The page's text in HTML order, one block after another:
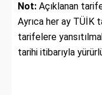
Not: Açıklanan
Ayrıca her ay TÜİK
tarifelere
tarihi itibarıyla